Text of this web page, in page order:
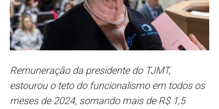
AL
Remuneração da presidente do TJMT,
estourou o teto do funcionalismo em todos os
meses de 2024, somando mais de R$ 1,5